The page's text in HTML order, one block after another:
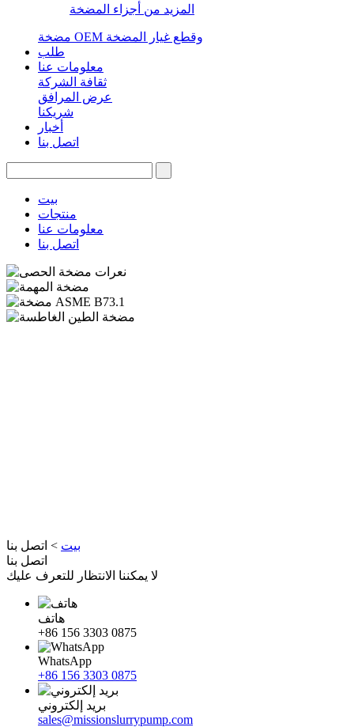
المزيد من أجزاء المضخة
مضخة OEM وقطع غيار المضخة
طلب
معلومات عنا
ثقافة الشركة
عرض المرافق
شريكنا
أخبار
اتصل بنا
بيت
منتجات
معلومات عنا
اتصل بنا
بيت > اتصل بنا
اتصل بنا
لا يمكننا الانتظار للتعرف عليك
هاتف
+86 156 3303 0875
WhatsApp
+86 156 3303 0875
بريد إلكتروني
sales@missionslurrypump.com